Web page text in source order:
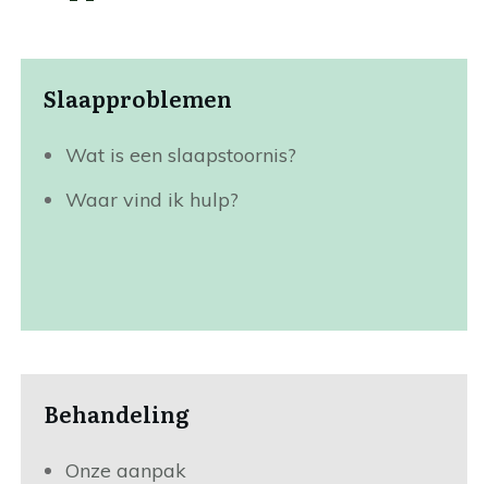
Slaapproblemen
Wat is een slaapstoornis?
Waar vind ik hulp?
Behandeling
Onze aanpak